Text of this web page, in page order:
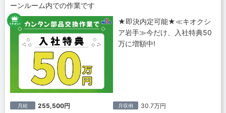
ーンルーム内での作業です
★即決内定可能★≪キオクシ
ア岩手≫今だけ、入社特典50
万に増額中!
月給 255,500円 月収例 30.7万円